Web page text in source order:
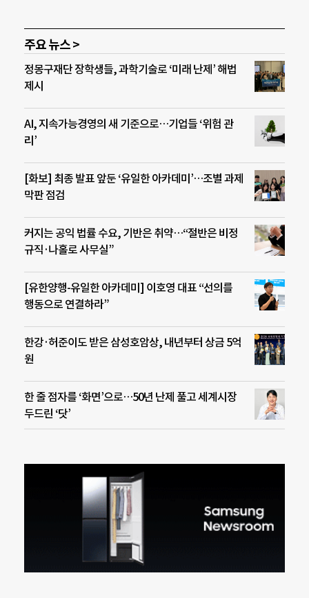
주요 뉴스 >
정몽구재단 장학생들, 과학기술로 ‘미래 난제’ 해법
제시
AI, 지속가능경영의 새 기준으로…기업들 ‘위험 관
리’
[화보] 최종 발표 앞둔 ‘유일한 아카데미’…조별 과제
막판 점검
커지는 공익 법률 수요, 기반은 취약…“절반은 비정
규직·나홀로 사무실”
[유한양행-유일한 아카데미] 이호영 대표 “선의를
행동으로 연결하라”
한강·허준이도 받은 삼성호암상, 내년부터 상금 5억
원
한 줄 점자를 ‘화면’으로…50년 난제 풀고 세계시장
두드린 ‘닷’